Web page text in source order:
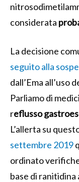
considerata
La decisione
seguito alla
dall’Ema all’uso
Parliamo di
reflusso
L’allerta su
settembre 2019
ordinato
base di